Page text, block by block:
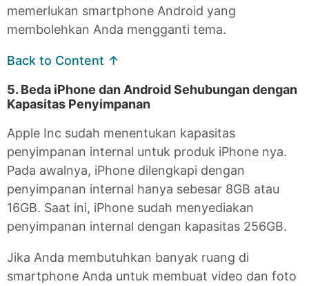
memerlukan smartphone Android yang
membolehkan Anda mengganti tema.
Back to Content ↑
5. Beda iPhone dan Android Sehubungan dengan
Kapasitas Penyimpanan
Apple Inc sudah menentukan kapasitas
penyimpanan internal untuk produk iPhone nya.
Pada awalnya, iPhone dilengkapi dengan
penyimpanan internal hanya sebesar 8GB atau
16GB. Saat ini, iPhone sudah menyediakan
penyimpanan internal dengan kapasitas 256GB.
Jika Anda membutuhkan banyak ruang di
smartphone Anda untuk membuat video dan foto